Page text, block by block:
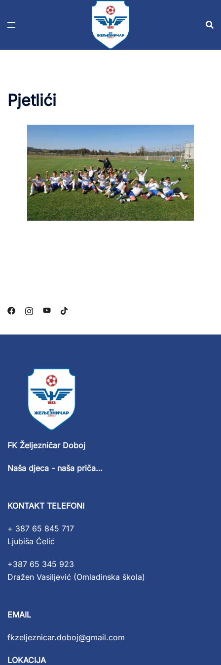
Pjetlići
FK Željezničar Doboj
Naša djeca - naša priča…
KONTAKT TELEFONI
+ 387 65 845 717
Ljubiša Ćelić
+387 65 345 923
Dražen Vasiljević (Omladinska škola)
EMAIL
fkzeljeznicar.doboj@gmail.com
LOKACIJA